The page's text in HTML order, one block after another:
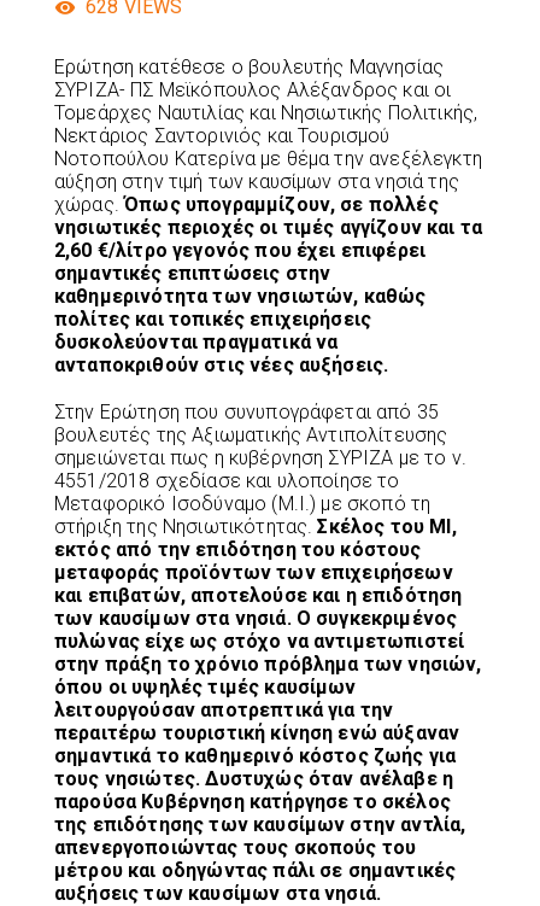
628 VIEWS
Ερώτηση κατέθεσε ο βουλευτής Μαγνησίας
ΣΥΡΙΖΑ- ΠΣ Μεϊκόπουλος Αλέξανδρος και οι
Τομεάρχες Ναυτιλίας και Νησιωτικής Πολιτικής,
Νεκτάριος Σαντορινιός και Τουρισμού
Νοτοπούλου Κατερίνα με θέμα την ανεξέλεγκτη
αύξηση στην τιμή των καυσίμων στα νησιά της
χώρας.Όπως υπογραμμίζουν, σε πολλές
νησιωτικές περιοχές οι τιμές αγγίζουν και τα
2,60 €/λίτρο γεγονός που έχει επιφέρει
σημαντικές επιπτώσεις στην
καθημερινότητα των νησιωτών, καθώς
πολίτες και τοπικές επιχειρήσεις
δυσκολεύονται πραγματικά να
ανταποκριθούν στις νέες αυξήσεις.
Στην Ερώτηση που συνυπογράφεται από 35
βουλευτές της Αξιωματικής Αντιπολίτευσης
σημειώνεται πως η κυβέρνηση ΣΥΡΙΖΑ με το ν.
4551/2018 σχεδίασε και υλοποίησε το
Μεταφορικό Ισοδύναμο (Μ.Ι.) με σκοπό τη
στήριξη της Νησιωτικότητας.Σκέλος του ΜΙ,
εκτός από την επιδότηση του κόστους
μεταφοράς προϊόντων των επιχειρήσεων
και επιβατών, αποτελούσε και η επιδότηση
των καυσίμων στα νησιά. Ο συγκεκριμένος
πυλώνας είχε ως στόχο να αντιμετωπιστεί
στην πράξη το χρόνιο πρόβλημα των νησιών,
όπου οι υψηλές τιμές καυσίμων
λειτουργούσαν αποτρεπτικά για την
περαιτέρω τουριστική κίνηση ενώ αύξαναν
σημαντικά το καθημερινό κόστος ζωής για
τους νησιώτες. Δυστυχώς όταν ανέλαβε η
παρούσα Κυβέρνηση κατήργησε το σκέλος
της επιδότησης των καυσίμων στην αντλία,
απενεργοποιώντας τους σκοπούς του
μέτρου και οδηγώντας πάλι σε σημαντικές
αυξήσεις των καυσίμων στα νησιά.